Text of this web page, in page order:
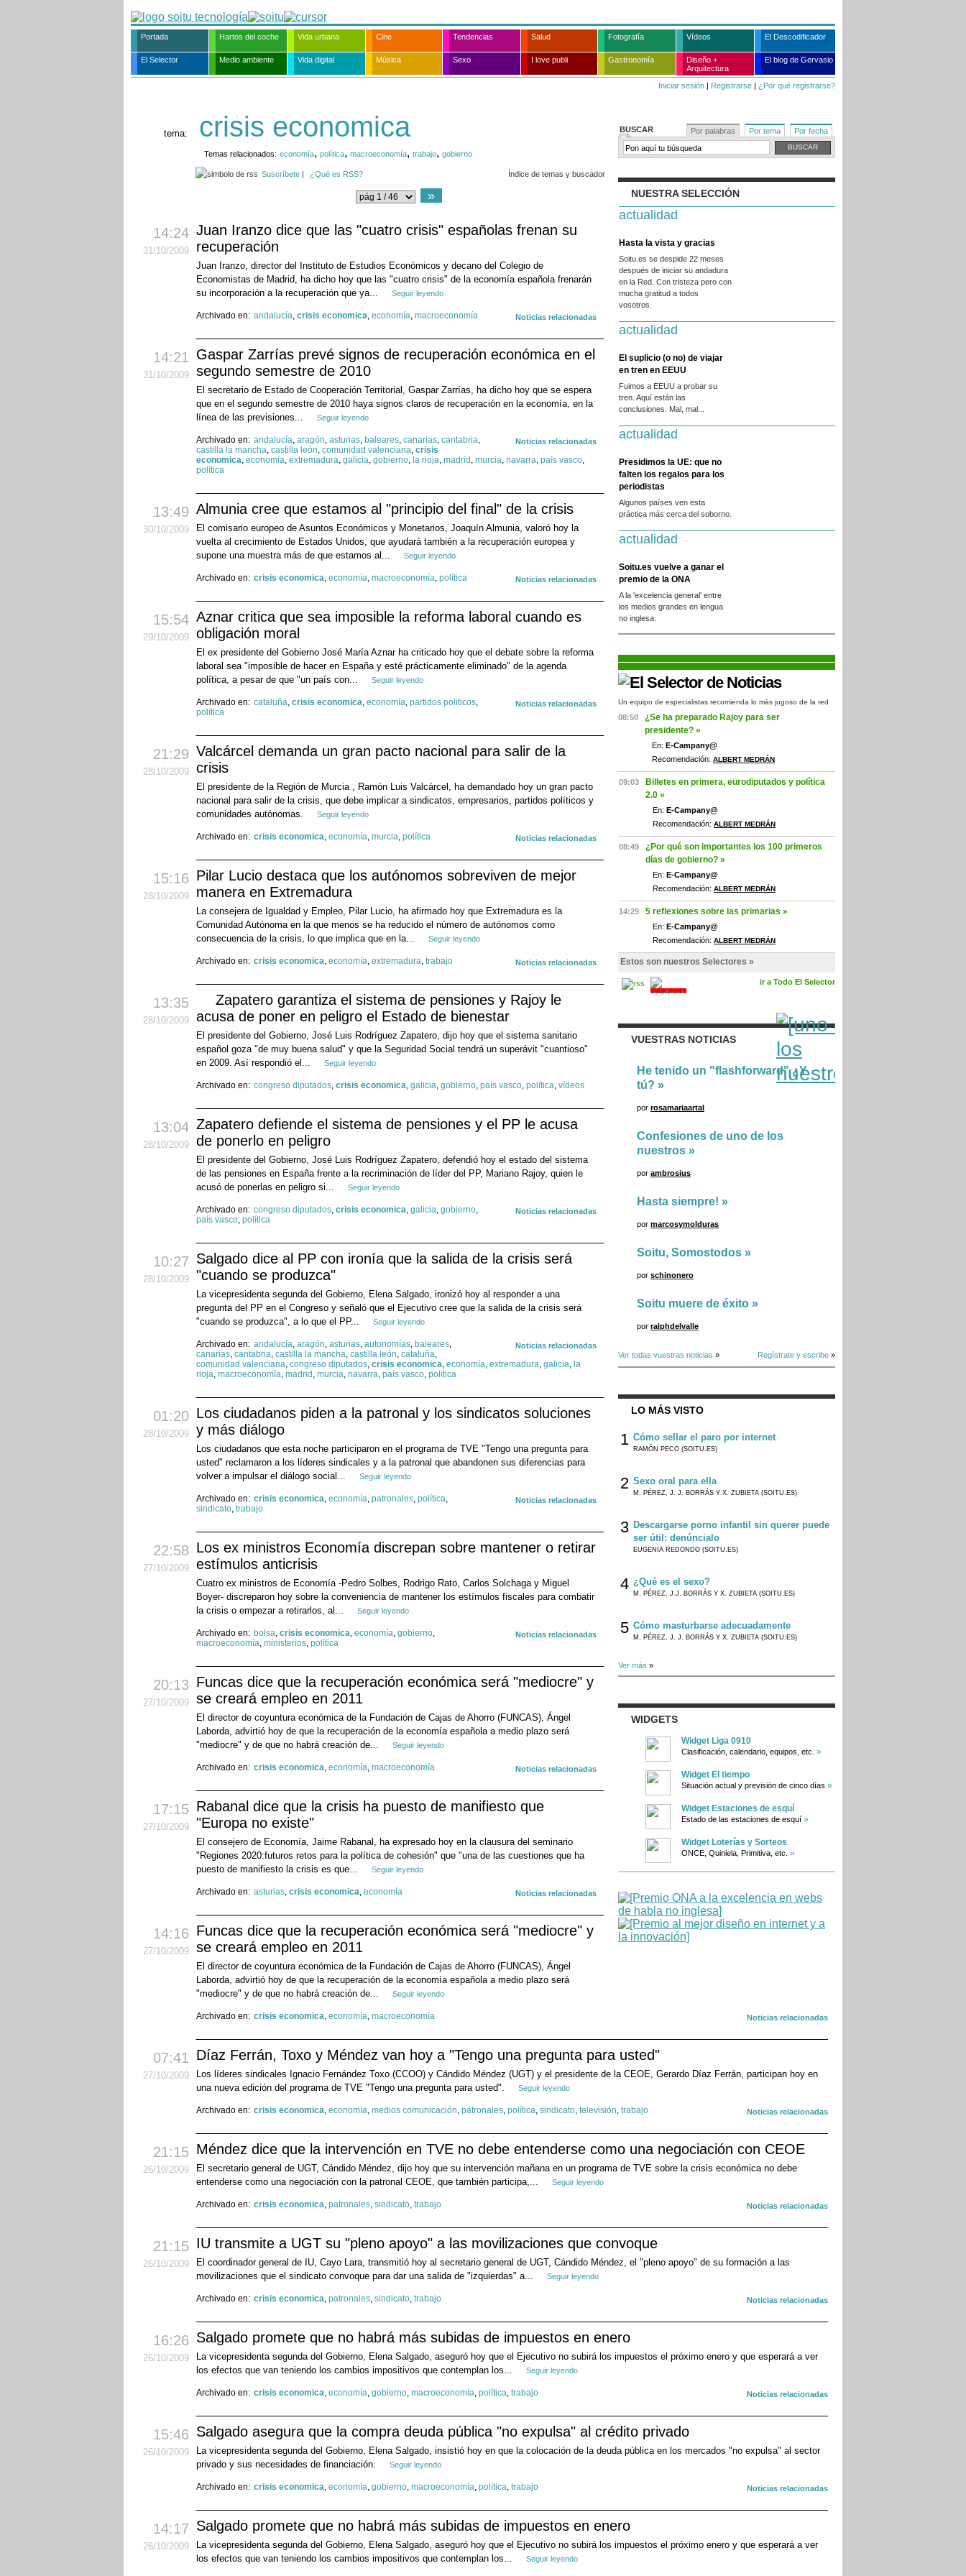
Portada Hartos del coche Vida urbana Cine Tendencias Salud Fotografía Vídeos El Descodificador
El Selector Medio ambiente Vida digital Música Sexo I love publi Gastronomía
Diseño +
Arquitectura
El blog de Gervasio
Iniciar sesión | Registrarse | ¿Por qué registrarse?
BUSCAR Por palabras Por tema Por fecha
NUESTRA SELECCIÓN
actualidad
Hasta la vista y gracias
Soitu.es se despide 22 meses
después de iniciar su andadura
en la Red. Con tristeza pero con
mucha gratitud a todos
vosotros.
actualidad
El suplicio (o no) de viajar
en tren en EEUU
Fuimos a EEUU a probar su
tren. Aquí están las
conclusiones. Mal, mal...
actualidad
Presidimos la UE: que no
falten los regalos para los
periodistas
Algunos países ven esta
práctica más cerca del soborno.
actualidad
Soitu.es vuelve a ganar el
premio de la ONA
A la 'excelencia general' entre
los medios grandes en lengua
no inglesa.
Un equipo de especialistas recomienda lo más jugoso de la red
08:50
¿Se ha preparado Rajoy para ser
presidente? »
En: E-Campany@
Recomendación: ALBERT MEDRÁN
09:03
Billetes en primera, eurodiputados y política
2.0 »
En: E-Campany@
Recomendación: ALBERT MEDRÁN
08:49
¿Por qué son importantes los 100 primeros
días de gobierno? »
En: E-Campany@
Recomendación: ALBERT MEDRÁN
14:29 5 reflexiones sobre las primarias »
En: E-Campany@
Recomendación: ALBERT MEDRÁN
Estos son nuestros Selectores »
ir a Todo El Selector
VUESTRAS NOTICIAS
He tenido un "flashforward" ¿Y
tú? »
por rosamariaartal
Confesiones de uno de los
nuestros »
por ambrosius
Hasta siempre! »
por marcosymolduras
Soitu, Somostodos »
por schinonero
Soitu muere de éxito »
por ralphdelvalle
Ver todas vuestras noticias » Regístrate y escribe »
LO MÁS VISTO
1 Cómo sellar el paro por internet
RAMÓN PECO (SOITU.ES)
2 Sexo oral para ella
M. PÉREZ, J. J. BORRÁS Y X. ZUBIETA (SOITU.ES)
3 Descargarse porno infantil sin querer puede
ser útil: denúncialo
EUGENIA REDONDO (SOITU.ES)
4 ¿Qué es el sexo?
M. PÉREZ, J.J. BORRÁS Y X. ZUBIETA (SOITU.ES)
5 Cómo masturbarse adecuadamente
M. PÉREZ, J. J. BORRÁS Y X. ZUBIETA (SOITU.ES)
Ver más »
WIDGETS
Widget Liga 0910
Clasificación, calendario, equipos, etc. »
Widget El tiempo
Situación actual y previsión de cinco días »
Widget Estaciones de esquí
Estado de las estaciones de esquí »
Widget Loterías y Sorteos
ONCE, Quiniela, Primitiva, etc. »
tema: crisis economica
Temas relacionados: economía, política, macroeconomía, trabajo, gobierno
Suscríbete ¿Qué es RSS? Índice de temas y buscador
»
14:24
31/10/2009
Juan Iranzo dice que las "cuatro crisis" españolas frenan su
recuperación
Juan Iranzo, director del Instituto de Estudios Económicos y decano del Colegio de
Economistas de Madrid, ha dicho hoy que las "cuatro crisis" de la economía española frenarán
su incorporación a la recuperación que ya...
Seguir leyendo
Noticias relacionadas
Archivado en: andalucía, crisis economica, economía, macroeconomía
14:21
31/10/2009
Gaspar Zarrías prevé signos de recuperación económica en el
segundo semestre de 2010
El secretario de Estado de Cooperación Territorial, Gaspar Zarrías, ha dicho hoy que se espera
que en el segundo semestre de 2010 haya signos claros de recuperación en la economía, en la
línea de las previsiones...
Seguir leyendo
Noticias relacionadas
Archivado en: andalucía, aragón, asturias, baleares, canarias, cantabria,
castilla la mancha, castilla león, comunidad valenciana, crisis
economica, economía, extremadura, galicia, gobierno, la rioja, madrid , murcia, navarra, país vasco,
política
13:49
30/10/2009
Almunia cree que estamos al "principio del final" de la crisis
El comisario europeo de Asuntos Económicos y Monetarios, Joaquín Almunia, valoró hoy la
vuelta al crecimiento de Estados Unidos, que ayudará también a la recuperación europea y
supone una muestra más de que estamos al...
Seguir leyendo
Noticias relacionadas
Archivado en: crisis economica, economía, macroeconomía, política
15:54
29/10/2009
Aznar critica que sea imposible la reforma laboral cuando es
obligación moral
El ex presidente del Gobierno José María Aznar ha criticado hoy que el debate sobre la reforma
laboral sea "imposible de hacer en España y esté prácticamente eliminado" de la agenda
política, a pesar de que "un país con...
Seguir leyendo
Noticias relacionadas
Archivado en: cataluña, crisis economica, economía, partidos politicos,
política
21:29
28/10/2009
Valcárcel demanda un gran pacto nacional para salir de la
crisis
El presidente de la Región de Murcia , Ramón Luis Valcárcel, ha demandado hoy un gran pacto
nacional para salir de la crisis, que debe implicar a sindicatos, empresarios, partidos políticos y
comunidades autónomas.
Seguir leyendo
Noticias relacionadas
Archivado en: crisis economica, economía, murcia, política
15:16
28/10/2009
Pilar Lucio destaca que los autónomos sobreviven de mejor
manera en Extremadura
La consejera de Igualdad y Empleo, Pilar Lucio, ha afirmado hoy que Extremadura es la
Comunidad Autónoma en la que menos se ha reducido el número de autónomos como
consecuencia de la crisis, lo que implica que en la...
Seguir leyendo
Noticias relacionadas
Archivado en: crisis economica, economía, extremadura, trabajo
13:35
28/10/2009
Zapatero garantiza el sistema de pensiones y Rajoy le
acusa de poner en peligro el Estado de bienestar
El presidente del Gobierno, José Luis Rodríguez Zapatero, dijo hoy que el sistema sanitario
español goza "de muy buena salud" y que la Seguridad Social tendrá un superávit "cuantioso"
en 2009. Así respondió el...
Seguir leyendo
Archivado en: congreso diputados, crisis economica, galicia, gobierno, país vasco, política, vídeos
13:04
28/10/2009
Zapatero defiende el sistema de pensiones y el PP le acusa
de ponerlo en peligro
El presidente del Gobierno, José Luis Rodríguez Zapatero, defendió hoy el estado del sistema
de las pensiones en España frente a la recriminación de líder del PP, Mariano Rajoy, quien le
acusó de ponerlas en peligro si...
Seguir leyendo
Noticias relacionadas
Archivado en: congreso diputados, crisis economica, galicia, gobierno,
país vasco, política
10:27
28/10/2009
Salgado dice al PP con ironía que la salida de la crisis será
"cuando se produzca"
La vicepresidenta segunda del Gobierno, Elena Salgado, ironizó hoy al responder a una
pregunta del PP en el Congreso y señaló que el Ejecutivo cree que la salida de la crisis será
"cuando se produzca", a lo que el PP...
Seguir leyendo
Noticias relacionadas
Archivado en: andalucía, aragón, asturias, autonomías, baleares,
canarias, cantabria, castilla la mancha, castilla león, cataluña,
comunidad valenciana, congreso diputados, crisis economica, economía, extremadura, galicia, la
rioja, macroeconomía, madrid , murcia, navarra, país vasco, política
01:20
28/10/2009
Los ciudadanos piden a la patronal y los sindicatos soluciones
y más diálogo
Los ciudadanos que esta noche participaron en el programa de TVE "Tengo una pregunta para
usted" reclamaron a los líderes sindicales y a la patronal que abandonen sus diferencias para
volver a impulsar el diálogo social...
Seguir leyendo
Noticias relacionadas
Archivado en: crisis economica, economía, patronales, política,
sindicato, trabajo
22:58
27/10/2009
Los ex ministros Economía discrepan sobre mantener o retirar
estímulos anticrisis
Cuatro ex ministros de Economía -Pedro Solbes, Rodrigo Rato, Carlos Solchaga y Miguel
Boyer- discreparon hoy sobre la conveniencia de mantener los estímulos fiscales para combatir
la crisis o empezar a retirarlos, al...
Seguir leyendo
Noticias relacionadas
Archivado en: bolsa, crisis economica, economía, gobierno,
macroeconomía, ministerios, política
20:13
27/10/2009
Funcas dice que la recuperación económica será "mediocre" y
se creará empleo en 2011
El director de coyuntura económica de la Fundación de Cajas de Ahorro (FUNCAS), Ángel
Laborda, advirtió hoy de que la recuperación de la economía española a medio plazo será
"mediocre" y de que no habrá creación de...
Seguir leyendo
Noticias relacionadas
Archivado en: crisis economica, economía, macroeconomía
17:15
27/10/2009
Rabanal dice que la crisis ha puesto de manifiesto que
"Europa no existe"
El consejero de Economía, Jaime Rabanal, ha expresado hoy en la clausura del seminario
"Regiones 2020:futuros retos para la política de cohesión" que "una de las cuestiones que ha
puesto de manifiesto la crisis es que...
Seguir leyendo
Noticias relacionadas
Archivado en: asturias, crisis economica, economía
14:16
27/10/2009
Funcas dice que la recuperación económica será "mediocre" y
se creará empleo en 2011
El director de coyuntura económica de la Fundación de Cajas de Ahorro (FUNCAS), Ángel
Laborda, advirtió hoy de que la recuperación de la economía española a medio plazo será
"mediocre" y de que no habrá creación de...
Seguir leyendo
Noticias relacionadas
Archivado en: crisis economica, economía, macroeconomía
07:41
27/10/2009
Díaz Ferrán, Toxo y Méndez van hoy a "Tengo una pregunta para usted"
Los líderes sindicales Ignacio Fernández Toxo (CCOO) y Cándido Méndez (UGT) y el presidente de la CEOE, Gerardo Díaz Ferrán, participan hoy en
una nueva edición del programa de TVE "Tengo una pregunta para usted".
Seguir leyendo
Noticias relacionadas
Archivado en: crisis economica, economía, medios comunicación, patronales, política, sindicato, televisión, trabajo
21:15
26/10/2009
Méndez dice que la intervención en TVE no debe entenderse como una negociación con CEOE
El secretario general de UGT, Cándido Méndez, dijo hoy que su intervención mañana en un programa de TVE sobre la crisis económica no debe
entenderse como una negociación con la patronal CEOE, que también participa,...
Seguir leyendo
Noticias relacionadas
Archivado en: crisis economica, patronales, sindicato, trabajo
21:15
26/10/2009
IU transmite a UGT su "pleno apoyo" a las movilizaciones que convoque
El coordinador general de IU, Cayo Lara, transmitió hoy al secretario general de UGT, Cándido Méndez, el "pleno apoyo" de su formación a las
movilizaciones que el sindicato convoque para dar una salida de "izquierdas" a...
Seguir leyendo
Noticias relacionadas
Archivado en: crisis economica, patronales, sindicato, trabajo
16:26
26/10/2009
Salgado promete que no habrá más subidas de impuestos en enero
La vicepresidenta segunda del Gobierno, Elena Salgado, aseguró hoy que el Ejecutivo no subirá los impuestos el próximo enero y que esperará a ver
los efectos que van teniendo los cambios impositivos que contemplan los...
Seguir leyendo
Noticias relacionadas
Archivado en: crisis economica, economía, gobierno, macroeconomía, política, trabajo
15:46
26/10/2009
Salgado asegura que la compra deuda pública "no expulsa" al crédito privado
La vicepresidenta segunda del Gobierno, Elena Salgado, insistió hoy en que la colocación de la deuda pública en los mercados "no expulsa" al sector
privado y sus necesidades de financiación.
Seguir leyendo
Noticias relacionadas
Archivado en: crisis economica, economía, gobierno, macroeconomía, política, trabajo
14:17
26/10/2009
Salgado promete que no habrá más subidas de impuestos en enero
La vicepresidenta segunda del Gobierno, Elena Salgado, aseguró hoy que el Ejecutivo no subirá los impuestos el próximo enero y que esperará a ver
los efectos que van teniendo los cambios impositivos que contemplan los...
Seguir leyendo